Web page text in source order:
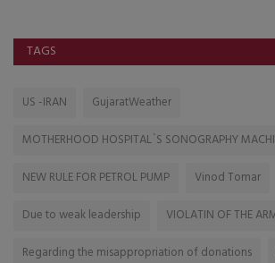
TAGS
US -IRAN
GujaratWeather
MOTHERHOOD HOSPITAL`S SONOGRAPHY
NEW RULE FOR PETROL PUMP
Vinod Tomar
Due to weak leadership
VIOLATIN OF THE
Regarding the misappropriation of donations